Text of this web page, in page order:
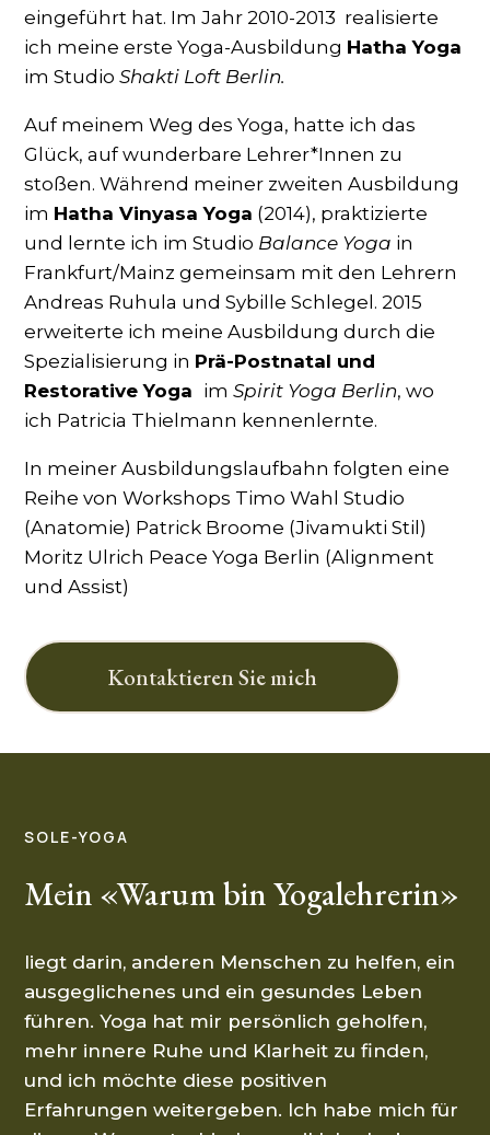
eingeführt hat. Im Jahr 2010-2013 realisierte
ich meine erste Yoga-Ausbildung Hatha Yoga
im Studio​Shakti Loft Berlin.
Auf meinem Weg des Yoga, hatte ich das
Glück, auf wunderbare Lehrer*Innen zu
stoßen. Während meiner zweiten Ausbildung
im Hatha Vinyasa Yoga (2014), praktizierte
und lernte ich im Studio Balance Yoga in
Frankfurt/Mainz gemeinsam mit den Lehrern
Andreas Ruhula und Sybille Schlegel. 2015
erweiterte ich meine Ausbildung durch die
Spezialisierung in Prä-Postnatal und
Restorative Yoga imSpirit Yoga Berlin, wo
ich Patricia Thielmann kennenlernte.
In meiner Ausbildungslaufbahn folgten eine
Reihe von Workshops Timo Wahl Studio
(Anatomie) Patrick Broome (Jivamukti Stil)
Moritz Ulrich Peace Yoga Berlin (Alignment
und Assist)
Kontaktieren Sie mich
SOLE-YOGA
Mein «Warum bin Yogalehrerin»
liegt darin, anderen Menschen zu helfen, ein
ausgeglichenes und ein gesundes Leben
führen. Yoga hat mir persönlich geholfen,
mehr innere Ruhe und Klarheit zu finden,
und ich möchte diese positiven
Erfahrungen weitergeben. Ich habe mich für